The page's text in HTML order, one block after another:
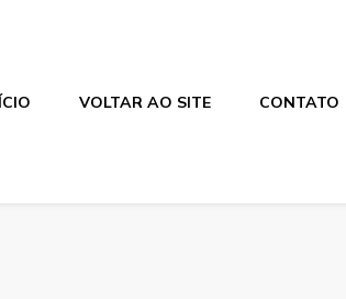
VOLTAR AO SITE CONTATO